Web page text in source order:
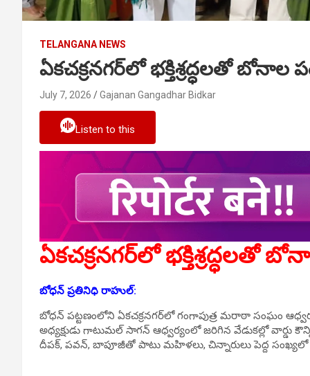
TELANGANA NEWS
ఏకచక్రనగర్‌లో భక్తిశ్రద్ధలతో బోనాల
July 7, 2026 Gajanan Gangadhar Bidkar
Listen to this
ఏకచక్రనగర్‌లో భక్తిశ్రద్ధలతో
బోధన్ ప్రతినిధి రాహుల్‌:
బోధన్ పట్టణంలోని ఏకచక్రనగర్‌లో గంగాపుత్ర మరాఠా సంఘం
అధ్యక్షుడు గాటుమల్ సాగన్ ఆధ్వర్యంలో జరిగిన వేడుకల్లో వార్డు
దీపక్, పవన్, బాపూజీతో పాటు మహిళలు, చిన్నారులు పెద్ద సంఖ్యలో